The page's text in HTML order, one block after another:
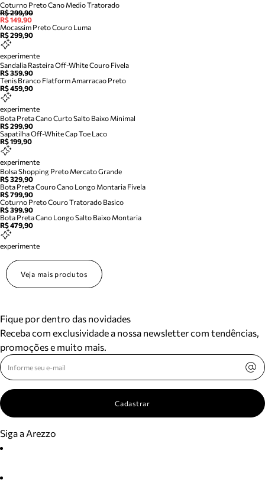
Coturno Preto Cano Medio Tratorado
R$ 299,90
R$ 149,90
Mocassim Preto Couro Luma
R$ 299,90
experimente
Sandalia Rasteira Off-White Couro Fivela
R$ 359,90
Tenis Branco Flatform Amarracao Preto
R$ 459,90
experimente
Bota Preta Cano Curto Salto Baixo Minimal
R$ 299,90
Sapatilha Off-White Cap Toe Laco
R$ 199,90
experimente
Bolsa Shopping Preto Mercato Grande
R$ 329,90
Bota Preta Couro Cano Longo Montaria Fivela
R$ 799,90
Coturno Preto Couro Tratorado Basico
R$ 399,90
Bota Preta Cano Longo Salto Baixo Montaria
R$ 479,90
experimente
Veja mais produtos
Fique por dentro das novidades
Receba com exclusividade a nossa newsletter com tendências,
promoções e muito mais.
Cadastrar
Siga a Arezzo